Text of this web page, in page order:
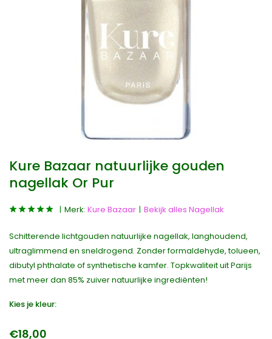
Kure Bazaar natuurlijke gouden
nagellak Or Pur
Merk: Kure Bazaar Bekijk alles Nagellak
Schitterende lichtgouden natuurlijke nagellak, langhoudend,
ultraglimmend en sneldrogend. Zonder formaldehyde, tolueen,
dibutyl phthalate of synthetische kamfer. Topkwaliteit uit Parijs
met meer dan 85% zuiver natuurlijke ingrediënten!
Kies je kleur:
€18,00